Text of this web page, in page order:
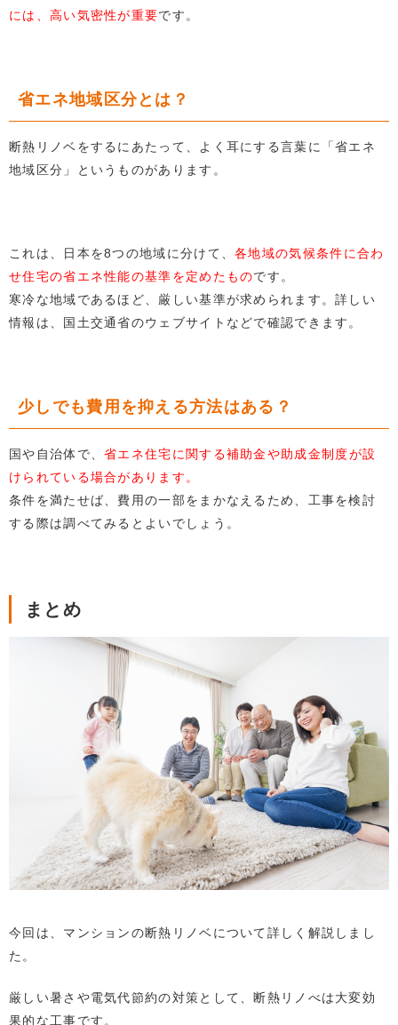
には、高い気密性が重要です。
省エネ地域区分とは？
断熱リノベをするにあたって、よく耳にする言葉に「省エネ
地域区分」というものがあります。
これは、日本を8つの地域に分けて、各地域の気候条件に合わ
せ住宅の省エネ性能の基準を定めたものです。
寒冷な地域であるほど、厳しい基準が求められます。詳しい
情報は、国土交通省のウェブサイトなどで確認できます。
少しでも費用を抑える方法はある？
国や自治体で、省エネ住宅に関する補助金や助成金制度が設
けられている場合があります。
条件を満たせば、費用の一部をまかなえるため、工事を検討
する際は調べてみるとよいでしょう。
まとめ
今回は、マンションの断熱リノベについて詳しく解説しまし
た 。
厳しい暑さや電気代節約の対策として、断熱リノべは大変効
果的な工事です。